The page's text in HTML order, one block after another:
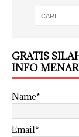
GRATIS
INFO
Name*
Email*